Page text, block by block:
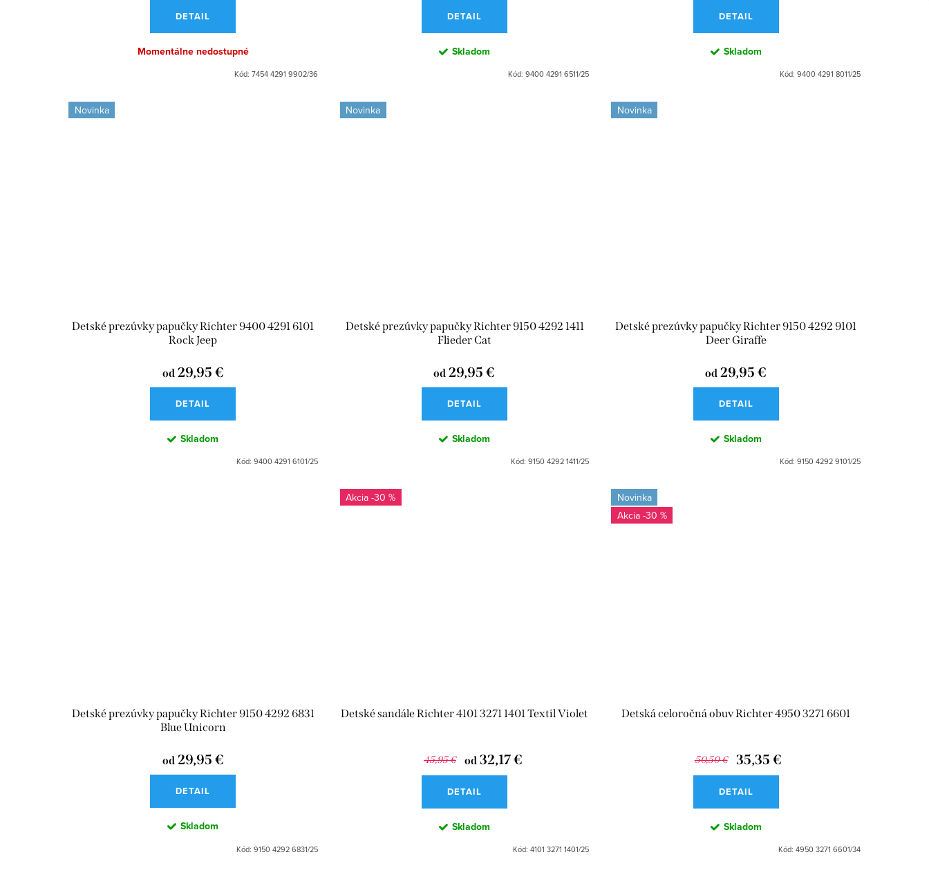
DETAIL
Momentálne nedostupné
Kód: 7454 4291 9902/36
DETAIL
Skladom
Kód:9400 4291 6511/25
DETAIL
Skladom
Kód: 9400 4291 8011/25
Novinka
Detské prezúvky papučky Richter 9400 4291 6101
Rock Jeep
od29,95 €
DETAIL
Skladom
Kód: 9400 4291 6101/25
Novinka
Detské prezúvky papučky Richter 9150 4292 1411
Flieder Cat
od 29,95 €
DETAIL
Skladom
Kód:9150 4292 1411/25
Novinka
Detské prezúvky papučky Richter 9150 4292 9101
Deer Giraffe
od 29,95 €
DETAIL
Skladom
Kód: 9150 4292 9101/25
Detské prezúvky papučky Richter 9150 4292 6831
Blue Unicorn
od29,95 €
DETAIL
Skladom
Kód: 9150 4292 6831/25
-30 %
Detské sandále Richter 4101 3271 1401 Textil Violet
45,95 € od 32,17 €
DETAIL
Skladom
Kód:4101 3271 1401/25
Novinka
-30 %
Detská celoročná obuv Richter 4950 3271 6601
50,50 € 35,35 €
DETAIL
Skladom
Kód: 4950 3271 6601/34